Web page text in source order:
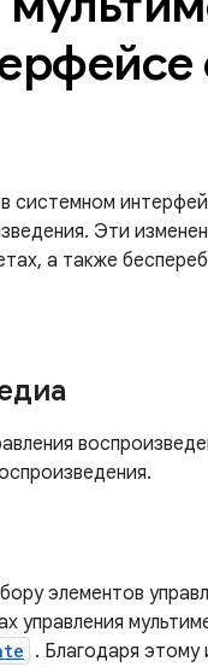
системном
Эти
а также
элементов
управления
. Благодаря этому